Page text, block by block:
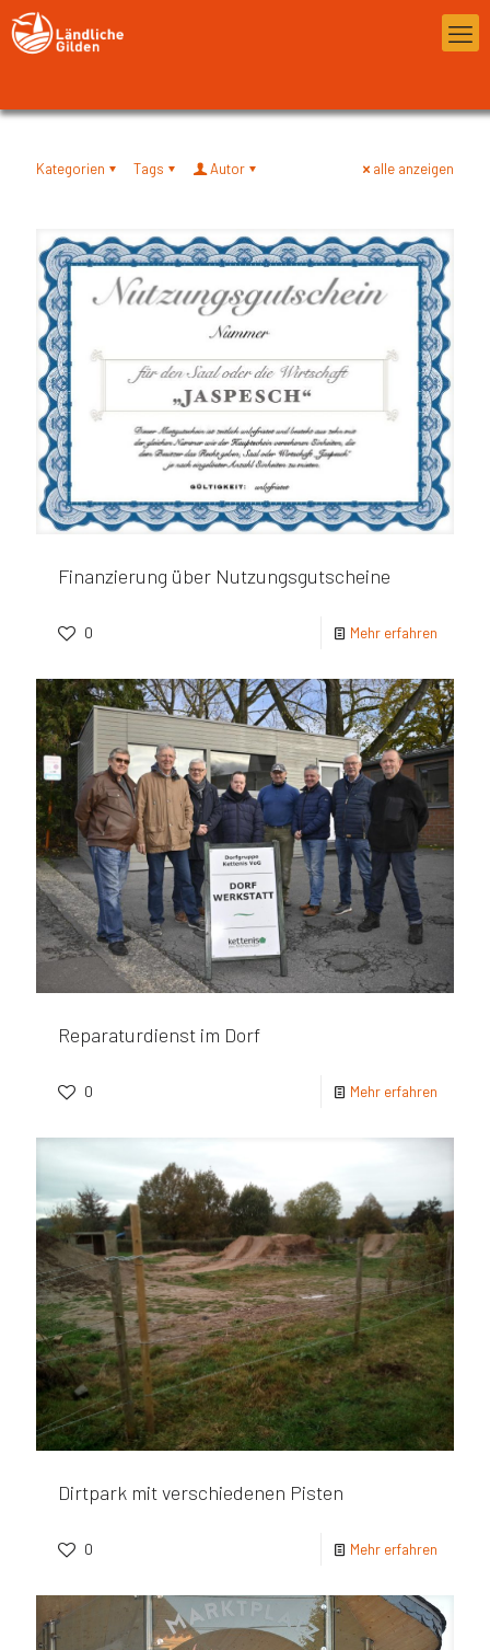
Kategorien Tags Autor alle anzeigen
Finanzierung über Nutzungsgutscheine
0 Mehr erfahren
Reparaturdienst im Dorf
0 Mehr erfahren
Dirtpark mit verschiedenen Pisten
0 Mehr erfahren